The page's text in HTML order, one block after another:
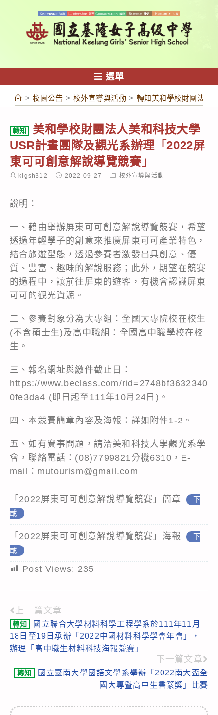
容
選單
> 校園公告 > 校外宣導與活動 > 轉知美和學校財團法人
轉知
美和學校財團法人美和科技大學
USR計畫團隊及觀光系辦理「2022屏
東可可創意解說導覽競賽」
Postklgsh312
Post2022-09-27
Post校外宣導與活動
說明：
一、藉由舉辦屏東可可創意解說導覽競賽，希望
透過年輕學子的創意來推廣屏東可可產業特色，
結合旅遊型態，透過參賽者激發出具創意、優
質、豐富、趣味的解說服務；此外，期望在競賽
的過程中，讓前往屏東的遊客，有機會認識屏東
可可的觀光資源。
二、參賽對象分為大專組：全國大專院校在校生
(不含碩士生)及高中職組：全國高中職學校在校
生。
三、報名網址與繳件截止日：
https://www.beclass.com/rid=2748bf3632340
0fe3da4 (即日起至111年10月24日)。
四、本競賽簡章內容及海報：詳如附件1-2。
五、如有賽事問題，請洽美和科技大學觀光系學
會，聯絡電話：(08)7799821分機6310，E-
mail：mutourism@gmail.com
「2022屏東可可創意解說導覽競賽」簡章
下
載
「2022屏東可可創意解說導覽競賽」海報
下
載
Post Views: 235
Read
more
articles
上一篇文章
轉知
國立聯合大學材料科學工程學系於111年11月
18日至19日承辦「2022中國材料科學學會年會」，
辦理「高中職生材料科技海報競賽」
下一篇文章
轉知
國立臺南大學國語文學系舉辦「2022南大盃全
國大專暨高中生書篆獎」比賽